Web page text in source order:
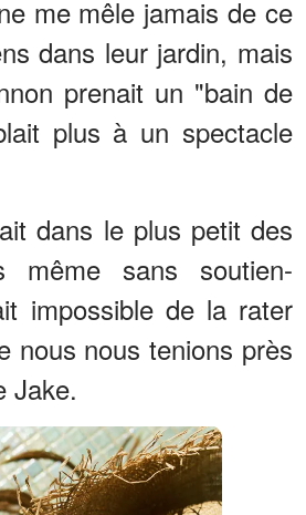
me mêle jamais de ce
dans leur jardin, mais
prenait un "bain de
plus à un spectacle
dans le plus petit des
même sans soutien-
impossible de la rater
nous nous tenions près
Jake.